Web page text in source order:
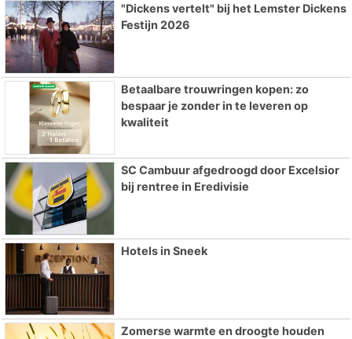
"Dickens vertelt" bij het Lemster Dickens
Festijn 2026
Betaalbare trouwringen kopen: zo
bespaar je zonder in te leveren op
kwaliteit
SC Cambuur afgedroogd door Excelsior
bij rentree in Eredivisie
Hotels in Sneek
Zomerse warmte en droogte houden